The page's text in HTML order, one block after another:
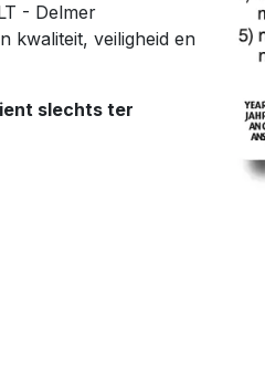
- Delmer
kwaliteit, veiligheid en
slechts ter